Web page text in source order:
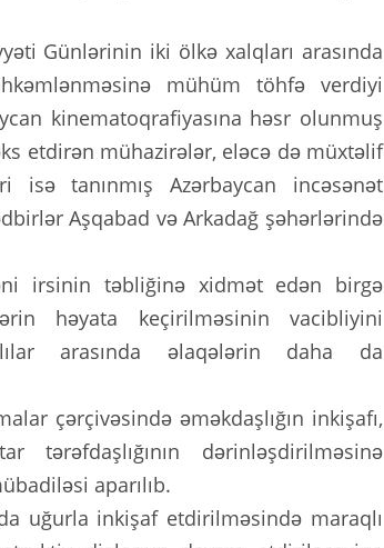
Günlərinin iki ölkə xalqları arasında
mühüm töhfə verdiyi
kinematoqrafiyasına həsr olunmuş
etdirən mühazirələr, eləcə də müxtəlif
tanınmış Azərbaycan incəsənət
Aşqabad və Arkadağ şəhərlərində
irsinin təbliğinə xidmət edən birgə
həyata keçirilməsinin vacibliyini
arasında əlaqələrin daha da
çərçivəsində əməkdaşlığın inkişafı,
tərəfdaşlığının dərinləşdirilməsinə
aparılıb.
uğurla inkişaf etdirilməsində maraqlı